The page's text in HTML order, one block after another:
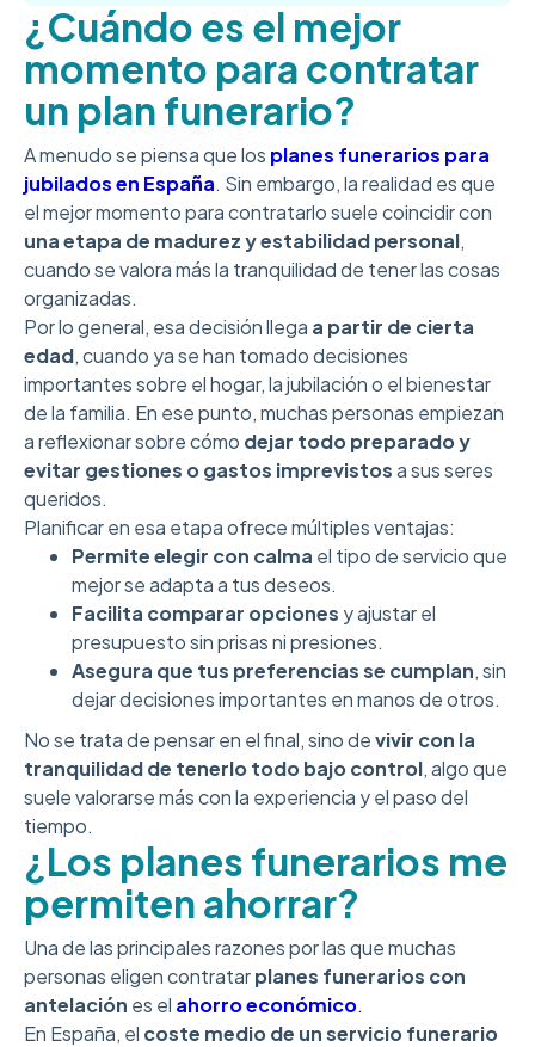
¿Cuándo es el mejor
momento para contratar
un plan funerario?
A menudo se piensa que los planes funerarios para
jubilados en España. Sin embargo, la realidad es que
el mejor momento para contratarlo suele coincidir con
una etapa de madurez y estabilidad personal,
cuando se valora más la tranquilidad de tener las cosas
organizadas.
Por lo general, esa decisión llega a partir de cierta
edad, cuando ya se han tomado decisiones
importantes sobre el hogar, la jubilación o el bienestar
de la familia. En ese punto, muchas personas empiezan
a reflexionar sobre cómo dejar todo preparado y
evitar gestiones o gastos imprevistosa sus seres
queridos.
Planificar en esa etapa ofrece múltiples ventajas:
Permite elegir con calma el tipo de servicio que
mejor se adapta a tus deseos.
Facilita comparar opciones y ajustar el
presupuesto sin prisas ni presiones.
Asegura que tus preferencias se cumplan, sin
dejar decisiones importantes en manos de otros.
No se trata de pensar en el final, sino devivir con la
tranquilidad de tenerlo todo bajo control, algo que
suele valorarse más con la experiencia y el paso del
tiempo.
¿Los planes funerarios me
permiten ahorrar?
Una de las principales razones por las que muchas
personas eligen contratarplanes funerarios con
antelación es el ahorro económico.
En España, el coste medio de un servicio funerario